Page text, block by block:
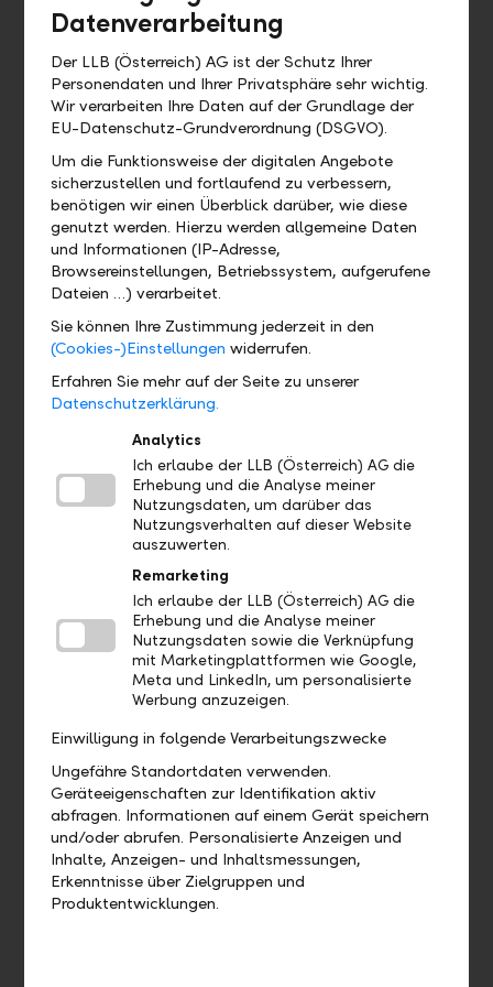
Muss ich die LLB Banking App mit
allen Funktionen verwenden?
Wo finde ich ...?
Wo kann ich das QR Zahlteil finden?
Wo finde ich mein eBill Postfach?
Gibt es eine Demoversion und wo
finde ich sie?
Wo finde ich das Profil?
Wo sehe ich welches Bankpaket ich
habe?
Wo finde ich meine Debit- und
Wo finde ich meine Nachrichten und
Dokumente?
Aufträge
Bis wann muss ich eine Zahlung
freigeben, damit diese heute noch
verarbeitet wird?
Wie kann ich eine bereits
Datenverarbeitung
Der LLB (Österreich) AG ist der Schutz Ihrer
Personendaten und Ihrer Privatsphäre sehr wichtig.
Wir verarbeiten Ihre Daten auf der Grundlage der
EU-Datenschutz-Grundverordnung (DSGVO).
Um die Funktionsweise der digitalen Angebote
sicherzustellen und fortlaufend zu verbessern,
benötigen wir einen Überblick darüber, wie diese
genutzt werden. Hierzu werden allgemeine Daten
und Informationen (IP-Adresse,
Browsereinstellungen, Betriebssystem, aufgerufene
Dateien …) verarbeitet.
Sie können Ihre Zustimmung jederzeit in den
(Cookies-)Einstellungen widerrufen.
Erfahren Sie mehr auf der Seite zu unserer
Datenschutzerklärung.
Analytics
Ich erlaube der LLB (Österreich) AG die
Erhebung und die Analyse meiner
Nutzungsdaten, um darüber das
Nutzungsverhalten auf dieser Website
auszuwerten.
Remarketing
Ich erlaube der LLB (Österreich) AG die
Erhebung und die Analyse meiner
Nutzungsdaten sowie die Verknüpfung
mit Marketingplattformen wie Google,
Meta und LinkedIn, um personalisierte
Werbung anzuzeigen.
Einwilligung in folgende Verarbeitungszwecke
Ungefähre Standortdaten verwenden.
Geräteeigenschaften zur Identifikation aktiv
abfragen. Informationen auf einem Gerät speichern
und/oder abrufen. Personalisierte Anzeigen und
Inhalte, Anzeigen- und Inhaltsmessungen,
Erkenntnisse über Zielgruppen und
Produktentwicklungen.